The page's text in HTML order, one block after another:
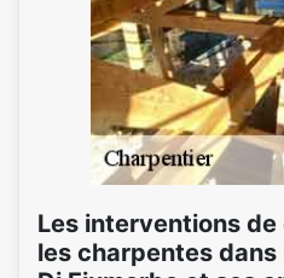
Les interventions
les charpentes dans